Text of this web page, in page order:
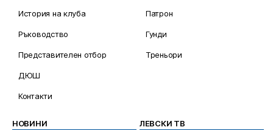
История на клуба
Ръководство
Представителен отбор
ДЮШ
Контакти
Патрон
Гунди
Треньори
НОВИНИ ЛЕВСКИ ТВ